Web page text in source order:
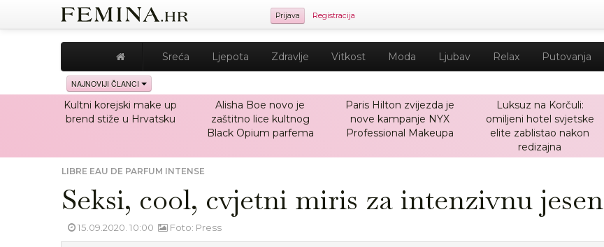
Prijava Registracija
Sreća Ljepota Zdravlje Vitkost Moda Ljubav Relax Putovanja
NAJNOVIJI ČLANCI
Kultni korejski make up
brend stiže u Hrvatsku
Alisha Boe novo je
zaštitno lice kultnog
Black Opium parfema
Paris Hilton zvijezda je
nove kampanje NYX
Professional Makeupa
Luksuz na Korčuli:
omiljeni hotel svjetske
elite zablistao nakon
redizajna
LIBRE EAU DE PARFUM INTENSE
Seksi, cool, cvjetni miris za intenzivnu jesen
15.09.2020. 10:00 Foto: Press